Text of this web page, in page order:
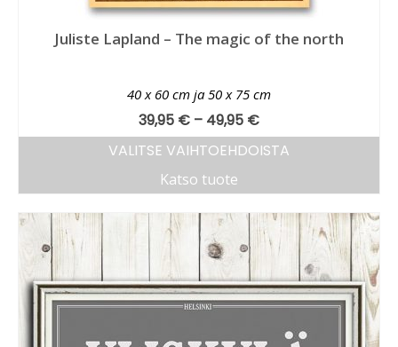
Juliste Lapland – The magic of the north
40 x 60 cm ja 50 x 75 cm
39,95 € – 49,95 €
VALITSE VAIHTOEHDOISTA
Katso tuote